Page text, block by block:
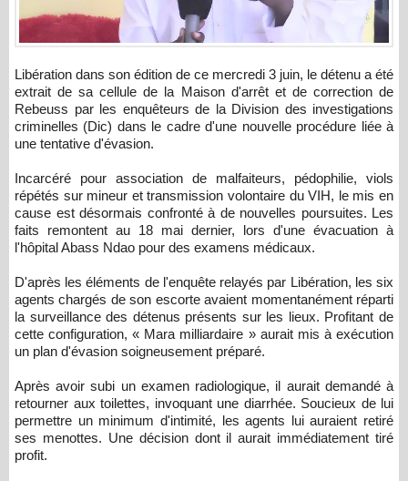
Libération dans son édition de ce mercredi 3 juin, le détenu a été
extrait de sa cellule de la Maison d'arrêt et de correction de
Rebeuss par les enquêteurs de la Division des investigations
criminelles (Dic) dans le cadre d'une nouvelle procédure liée à
une tentative d'évasion.
Incarcéré pour association de malfaiteurs, pédophilie, viols
répétés sur mineur et transmission volontaire du VIH, le mis en
cause est désormais confronté à de nouvelles poursuites. Les
faits remontent au 18 mai dernier, lors d'une évacuation à
l'hôpital Abass Ndao pour des examens médicaux.
D'après les éléments de l'enquête relayés par Libération, les six
agents chargés de son escorte avaient momentanément réparti
la surveillance des détenus présents sur les lieux. Profitant de
cette configuration, « Mara milliardaire » aurait mis à exécution
un plan d'évasion soigneusement préparé.
Après avoir subi un examen radiologique, il aurait demandé à
retourner aux toilettes, invoquant une diarrhée. Soucieux de lui
permettre un minimum d'intimité, les agents lui auraient retiré
ses menottes. Une décision dont il aurait immédiatement tiré
profit.